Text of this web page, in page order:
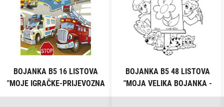
BOJANKA B5 16 LISTOVA
"MOJE IGRAČKE-PRIJEVOZNA
SREDSTVA" CONNECT
BOJANKA B5 48 LISTOVA
"MOJA VELIKA BOJANKA -
ŠARENI SVIJET" CONNECT